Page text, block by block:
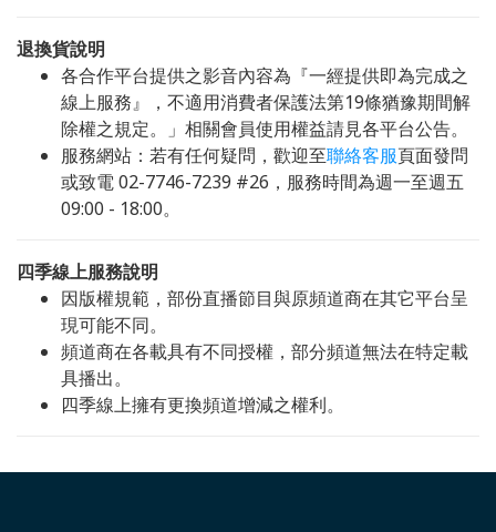
退換貨說明
各合作平台提供之影音內容為『一經提供即為完成之
線上服務』，不適用消費者保護法第19條猶豫期間解
除權之規定。」相關會員使用權益請見各平台公告。
服務網站：若有任何疑問，歡迎至聯絡客服頁面發問
或致電 02-7746-7239 #26，服務時間為週一至週五
09:00 - 18:00。
四季線上服務說明
因版權規範，部份直播節目與原頻道商在其它平台呈
現可能不同。
頻道商在各載具有不同授權，部分頻道無法在特定載
具播出。
四季線上擁有更換頻道增減之權利。